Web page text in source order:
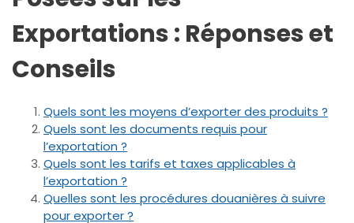
Exportations : Réponses et
Conseils
Quels sont les moyens d’exporter des produits ?
Quels sont les documents requis pour
l’exportation ?
Quels sont les tarifs et taxes applicables à
l’exportation ?
Quelles sont les procédures douanières à suivre
pour exporter ?